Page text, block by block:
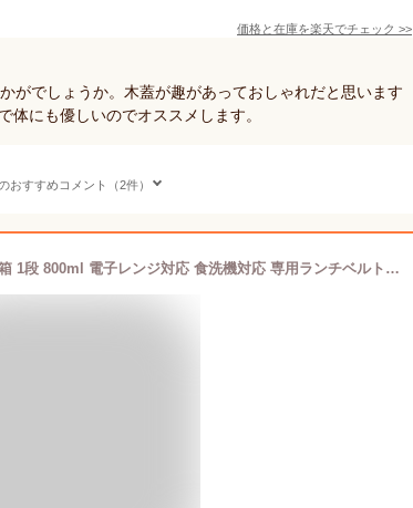
価格と在庫を楽天でチェック >>
がでしょうか。木蓋が趣があっておしゃれだと思います
体にも優しいのでオススメします。
おすすめコメント（2件）
TAKENAKA（竹中） RATT ラット 弁当箱 1段 800ml 電子レンジ対応 食洗機対応 専用ランチベルト付 中仕切り付き 汁漏れしにくいパッキン蓋式 ランチボックス ストッカー 冷凍保存可能 BPAフリー LEADフリー 日本製 女子 メンズ 小学生 キッチン用品・食器・調理器具 おしゃれ